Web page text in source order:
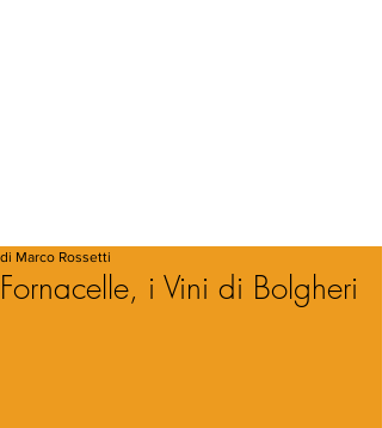
Fornacelle, i Vini di Bolgheri
di Marco Rossetti